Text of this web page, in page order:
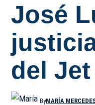
José
del
ByMARÍA